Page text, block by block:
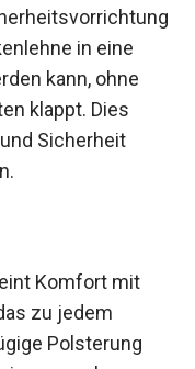
in eine
kann, ohne
klappt. Dies
Sicherheit
Komfort mit
zu jedem
Polsterung